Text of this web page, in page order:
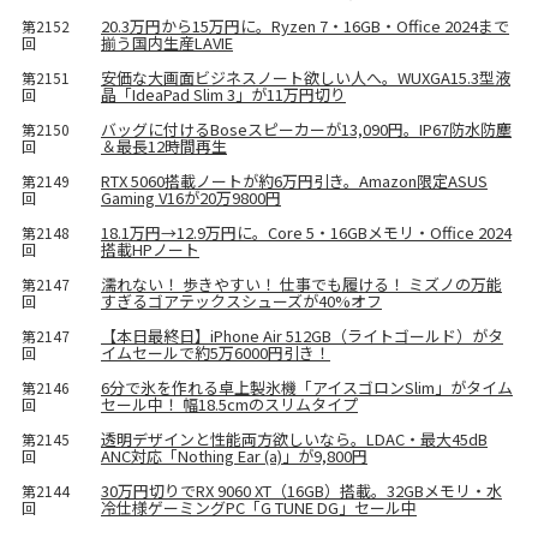
第2152
回
20.3万円から15万円に。Ryzen 7・16GB・Office 2024まで
揃う国内生産LAVIE
第2151
回
安価な大画面ビジネスノート欲しい人へ。WUXGA15.3型液
晶「IdeaPad Slim 3」が11万円切り
第2150
回
バッグに付けるBoseスピーカーが13,090円。IP67防水防塵
＆最長12時間再生
第2149
回
RTX 5060搭載ノートが約6万円引き。Amazon限定ASUS
Gaming V16が20万9800円
第2148
回
18.1万円→12.9万円に。Core 5・16GBメモリ・Office 2024
搭載HPノート
第2147
回
濡れない！ 歩きやすい！ 仕事でも履ける！ ミズノの万能
すぎるゴアテックスシューズが40%オフ
第2147
回
【本日最終日】iPhone Air 512GB（ライトゴールド）がタ
イムセールで約5万6000円引き！
第2146
回
6分で氷を作れる卓上製氷機「アイスゴロンSlim」がタイム
セール中！ 幅18.5cmのスリムタイプ
第2145
回
透明デザインと性能両方欲しいなら。LDAC・最大45dB
ANC対応「Nothing Ear (a)」が9,800円
第2144
回
30万円切りでRX 9060 XT（16GB）搭載。32GBメモリ・水
冷仕様ゲーミングPC「G TUNE DG」セール中